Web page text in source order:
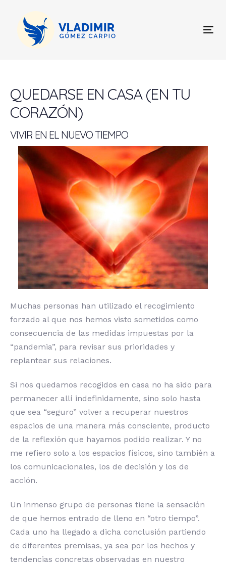
content
QUEDARSE EN CASA (EN TU
CORAZÓN)
VIVIR EN EL NUEVO TIEMPO
Muchas personas han utilizado el recogimiento
forzado al que nos hemos visto sometidos como
consecuencia de las medidas impuestas por la
“pandemia”, para revisar sus prioridades y
replantear sus relaciones.
Si nos quedamos recogidos en casa no ha sido para
permanecer allí indefinidamente, sino solo hasta
que sea “seguro” volver a recuperar nuestros
espacios de una manera más consciente, producto
de la reflexión que hayamos podido realizar. Y no
me refiero solo a los espacios físicos, sino también a
los comunicacionales, los de decisión y los de
acción.
Un inmenso grupo de personas tiene la sensación
de que hemos entrado de lleno en “otro tiempo”.
Cada uno ha llegado a dicha conclusión partiendo
de diferentes premisas, ya sea por los hechos y
tendencias concretas observadas en nuestro
navigation